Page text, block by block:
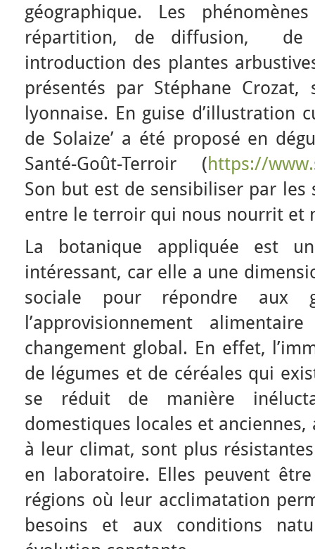
géographique. Les
répartition, de diffusion,
introduction des plantes
présentés par Stéphane
lyonnaise. En guise d’illustration
de Solaize’ a été proposé en
Santé-Goût-Terroir (https://
Son but est de sensibiliser par les
entre le terroir qui nous nourrit et
La botanique appliquée est
intéressant, car elle a une
sociale pour répondre aux
l’approvisionnement
changement global. En effet,
de légumes et de céréales qui
se réduit de manière
domestiques locales et
à leur climat, sont plus
en laboratoire. Elles peuvent
régions où leur acclimatation
besoins et aux conditions